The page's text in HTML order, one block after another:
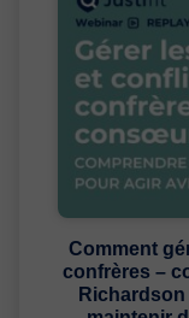
Comment
confrères –